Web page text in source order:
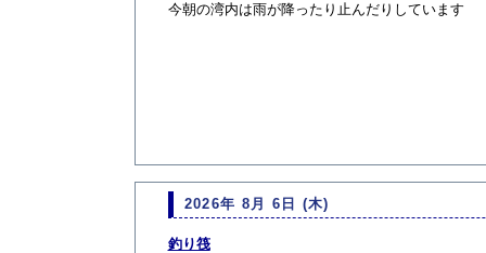
今朝の湾内は雨が降ったり止んだりしています
2026年 8月 6日 (木)
釣り筏